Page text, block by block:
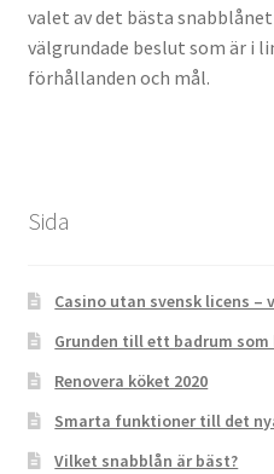
valet av det bästa
välgrundade beslut som är i
förhållanden och mål.
Sida
Casino utan svensk licens –
Grunden till ett badrum som
Renovera köket 2020
Smarta funktioner till det
Vilket snabblån är bäst?